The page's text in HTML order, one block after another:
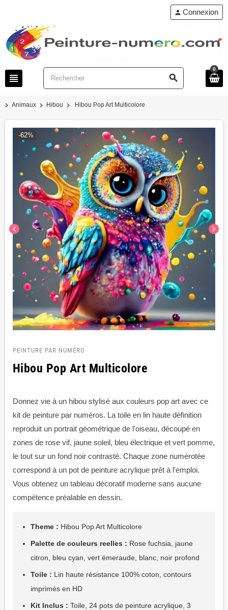
view_headline search
0
person Connexion
chevron_right Animaux chevron_right Hibou chevron_right Hibou Pop Art Multicolore
chevron_left chevron_right
-62%
PEINTURE PAR NUMÉRO
Hibou Pop Art Multicolore
Donnez vie à un hibou stylisé aux couleurs pop art avec ce
kit de peinture par numéros. La toile en lin haute définition
reproduit un portrait géométrique de l'oiseau, découpé en
zones de rose vif, jaune soleil, bleu électrique et vert pomme,
le tout sur un fond noir contrasté. Chaque zone numérotée
correspond à un pot de peinture acrylique prêt à l'emploi.
Vous obtenez un tableau décoratif moderne sans aucune
compétence préalable en dessin.
Theme : Hibou Pop Art Multicolore
Palette de couleurs reelles : Rose fuchsia, jaune
citron, bleu cyan, vert émeraude, blanc, noir profond
Toile : Lin haute résistance 100% coton, contours
imprimés en HD
Kit Inclus : Toile, 24 pots de peinture acrylique, 3